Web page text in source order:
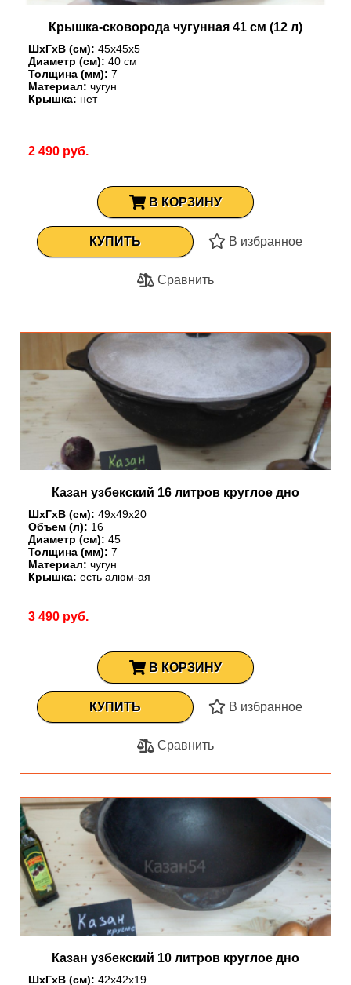
Крышка-сковорода чугунная 41 см (12 л)
ШхГхВ (см): 45х45х5
Диаметр (см): 40 см
Толщина (мм): 7
Материал: чугун
Крышка: нет
2 490 руб.
В КОРЗИНУ
КУПИТЬ В избранное
Сравнить
Казан узбекский 16 литров круглое дно
ШхГхВ (см): 49х49х20
Объем (л): 16
Диаметр (см): 45
Толщина (мм): 7
Материал: чугун
Крышка: есть алюм-ая
3 490 руб.
В КОРЗИНУ
КУПИТЬ В избранное
Сравнить
Казан узбекский 10 литров круглое дно
ШхГхВ (см): 42х42х19